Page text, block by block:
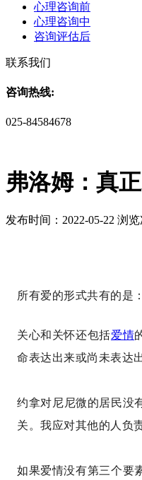
心理咨询前
心理咨询中
咨询评估后
联系我们
咨询热线:
025-84584678
弗洛姆：真
发布时间：2022-05-22 浏
所有爱的形式共有的是
关心和关怀还包括爱情
命表达出来或尚未表达
约拿对尼尼微的居民没
关。我应对其他的人负
如果爱情没有第三个要